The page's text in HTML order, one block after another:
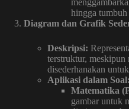
hingga tumbuh
Diagram dan Grafik
Deskripsi:
terstruktur, meskipun
disederhanakan
Aplikasi dalam Soal:
Matematika
gambar untuk